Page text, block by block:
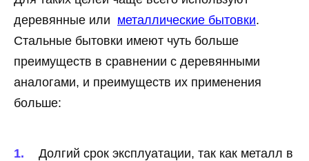
деревянные или металлические бытовки.
Стальные бытовки имеют чуть больше
преимуществ в сравнении с деревянными
аналогами, и преимуществ их применения
больше:
Долгий срок эксплуатации, так как металл в